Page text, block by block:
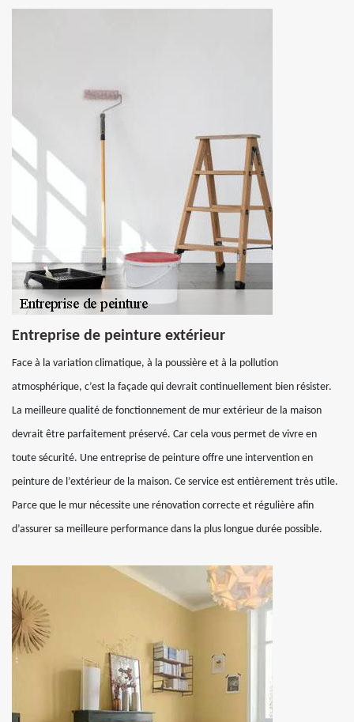
Entreprise de peinture extérieur
Face à la variation climatique, à la poussière et à la pollution
atmosphérique, c’est la façade qui devrait continuellement bien résister.
La meilleure qualité de fonctionnement de mur extérieur de la maison
devrait être parfaitement préservé. Car cela vous permet de vivre en
toute sécurité. Une entreprise de peinture offre une intervention en
peinture de l’extérieur de la maison. Ce service est entièrement très utile.
Parce que le mur nécessite une rénovation correcte et régulière afin
d’assurer sa meilleure performance dans la plus longue durée possible.